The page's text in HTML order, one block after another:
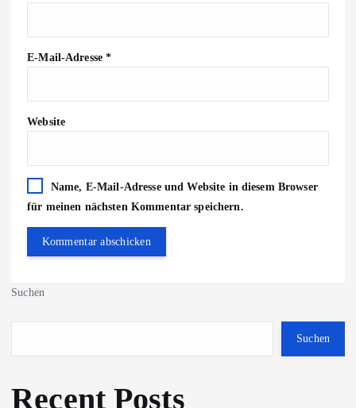
E-Mail-Adresse*
Website
Name, E-Mail-Adresse und Website in diesem Browser
für meinen nächsten Kommentar speichern.
Suchen
Suchen
Recent Posts